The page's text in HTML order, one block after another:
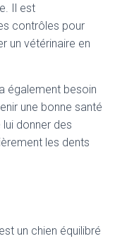
Il est
contrôles pour
un vétérinaire en
également besoin
une bonne santé
donner des
les dents
un chien équilibré